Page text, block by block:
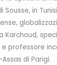
Sousse, in
Karchoud,
professore
di Parigi.